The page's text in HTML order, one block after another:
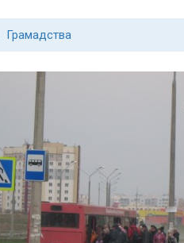
Грамадства